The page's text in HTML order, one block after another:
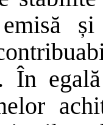
și
În